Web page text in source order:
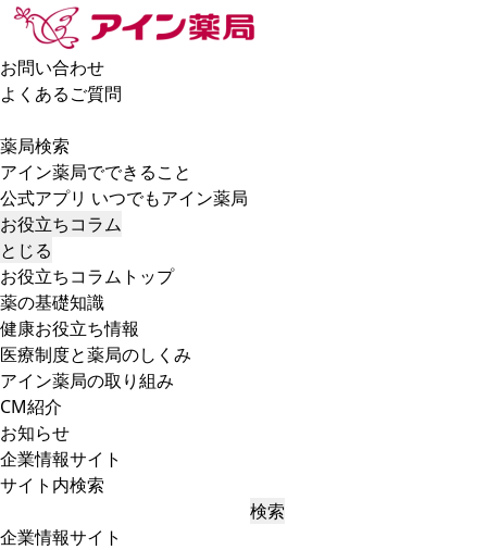
お問い合わせ
よくあるご質問
薬局検索
アイン薬局でできること
公式アプリ いつでもアイン薬局
お役立ちコラム
とじる
お役立ちコラムトップ
薬の基礎知識
健康お役立ち情報
医療制度と薬局のしくみ
アイン薬局の取り組み
CM紹介
お知らせ
企業情報サイト
サイト内検索
検索
企業情報サイト